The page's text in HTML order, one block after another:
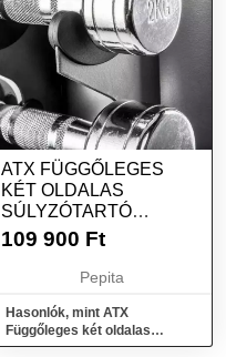
ATX FÜGGŐLEGES
KÉT OLDALAS
SÚLYZÓTARTÓ
ÁLLVÁNY
109 900 Ft
Pepita
Hasonlók, mint ATX
Függőleges két oldalas
súlyzótartó állvány